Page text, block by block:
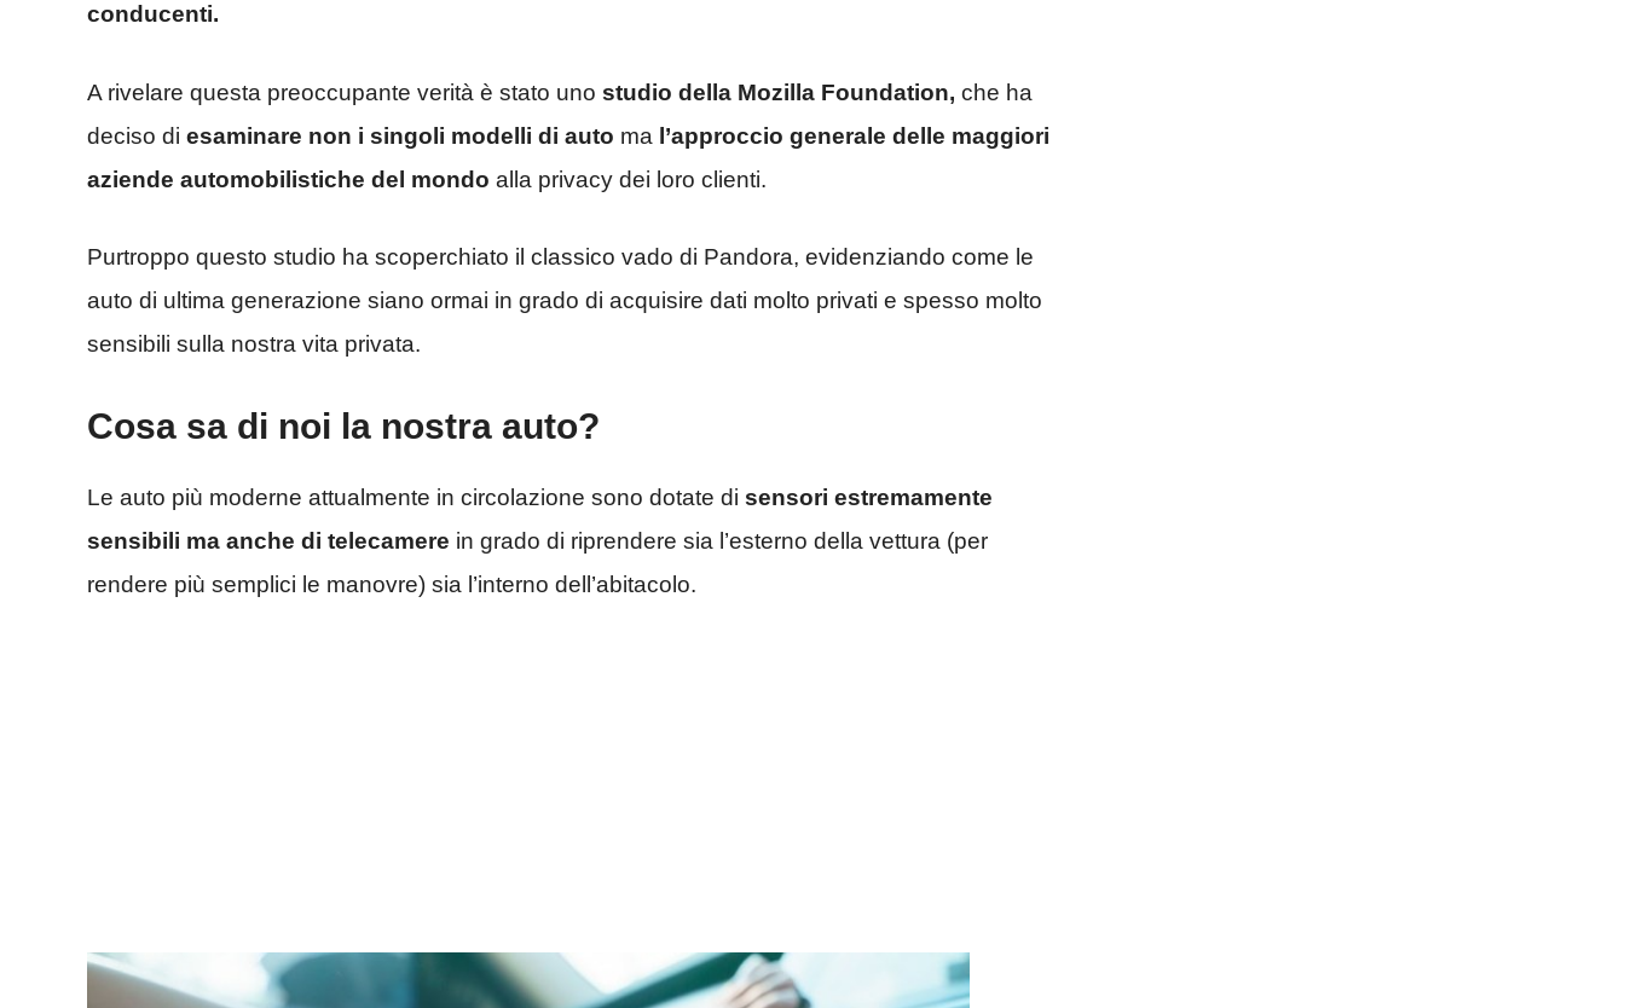
conducenti.
A rivelare questa preoccupante verità è stato uno studio della Mozilla Foundation, che ha
deciso di esaminare non i singoli modelli di auto ma l’approccio generale delle maggiori
aziende automobilistiche del mondo alla privacy dei loro clienti.
Purtroppo questo studio ha scoperchiato il classico vado di Pandora, evidenziando come le
auto di ultima generazione siano ormai in grado di acquisire dati molto privati e spesso molto
sensibili sulla nostra vita privata.
Cosa sa di noi la nostra auto?
Le auto più moderne attualmente in circolazione sono dotate di sensori estremamente
sensibili ma anche di telecamere in grado di riprendere sia l’esterno della vettura (per
rendere più semplici le manovre) sia l’interno dell’abitacolo.